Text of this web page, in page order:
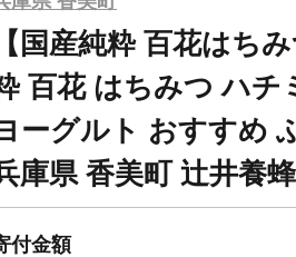
【国産純粋 百花はち
百花 はちみつ ハチ
ーグルト おすすめ
庫県 香美町 辻井養
付金額